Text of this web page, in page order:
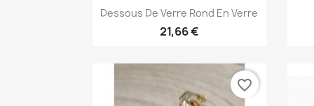
Aperçu rapide
Dessous De Verre Rond En Verre
21,66 €
favorite_border